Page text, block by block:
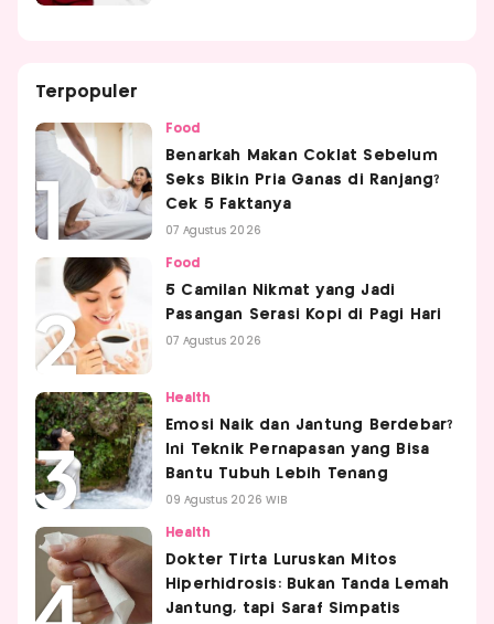
Terpopuler
Food
Benarkah Makan Coklat Sebelum
Seks Bikin Pria Ganas di Ranjang?
Cek 5 Faktanya
07 Agustus 2026
Food
5 Camilan Nikmat yang Jadi
Pasangan Serasi Kopi di Pagi Hari
07 Agustus 2026
Health
Emosi Naik dan Jantung Berdebar?
Ini Teknik Pernapasan yang Bisa
Bantu Tubuh Lebih Tenang
09 Agustus 2026 WIB
Health
Dokter Tirta Luruskan Mitos
Hiperhidrosis: Bukan Tanda Lemah
Jantung, tapi Saraf Simpatis